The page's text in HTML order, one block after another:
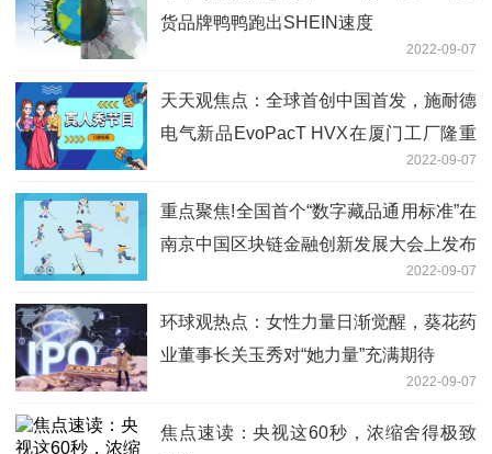
货品牌鸭鸭跑出SHEIN速度
2022-09-07
天天观焦点：全球首创中国首发，施耐德
电气新品EvoPacT HVX在厦门工厂隆重
2022-09-07
重点聚焦!全国首个“数字藏品通用标准”在
南京中国区块链金融创新发展大会上发布
2022-09-07
环球观热点：女性力量日渐觉醒，葵花药
业董事长关玉秀对“她力量”充满期待
2022-09-07
焦点速读：央视这60秒，浓缩舍得极致